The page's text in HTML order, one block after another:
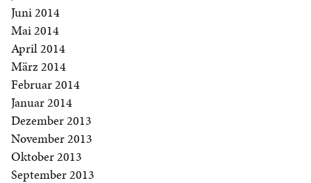
Juni 2014
Mai 2014
April 2014
März 2014
Februar 2014
Januar 2014
Dezember 2013
November 2013
Oktober 2013
September 2013